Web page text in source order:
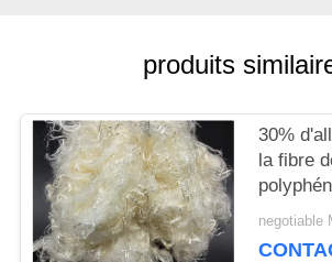
NOUVELLES
CAS
PLAN
produits
30%
la fibre
une
negotiable